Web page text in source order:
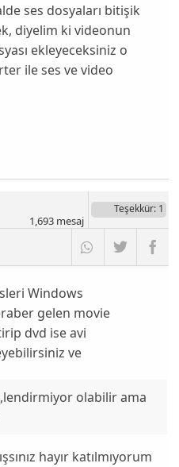
ses dosyaları bitişik
diyelim ki videonun
ekleyeceksiniz o
ile ses ve video
Teşekkür: 1
1,693mesaj
Windows
gelen movie
dvd ise avi
ve
olabilir ama
hayır katılmıyorum